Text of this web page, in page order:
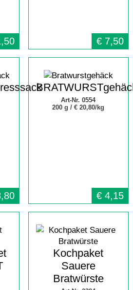
€ 7,50
Art-Nr. 0554
200 g /€ 20,80/kg
€ 4,15
Kochpaket
Sauere
Bratwürste